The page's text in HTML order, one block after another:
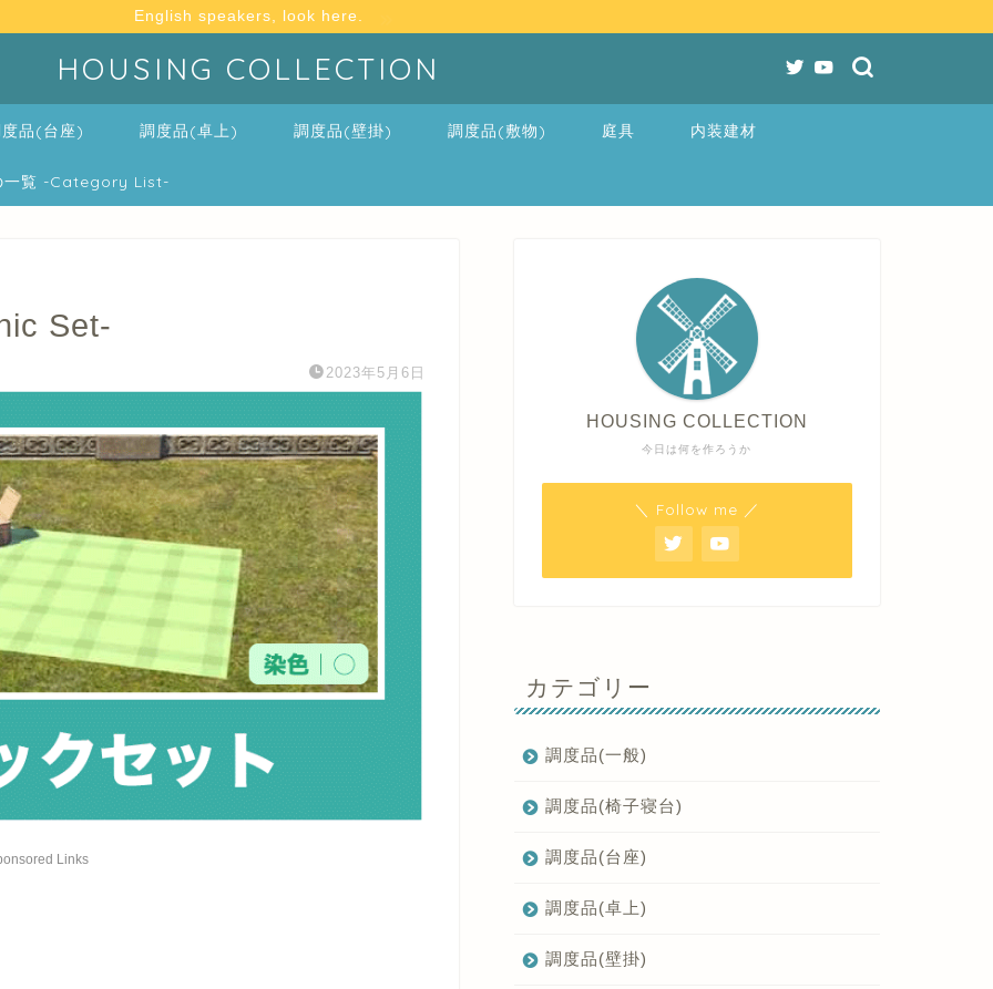
English speakers, look here.
HOUSING COLLECTION
品(台座) 調度品(卓上) 調度品(壁掛) 調度品(敷物) 庭具 内装建材
一覧 -Category List-
Set-
2023年5月6日
Links
今日は何を作ろうか
HOUSING COLLECTION
＼ Follow me ／
カテゴリー
調度品(一般)
調度品(椅子寝台)
調度品(台座)
調度品(卓上)
調度品(壁掛)